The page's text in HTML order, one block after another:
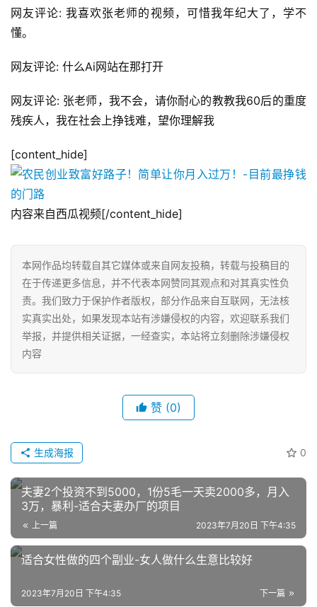
网
营
跨
境
体
社
区
注册
网友评论: 我喜欢张老师的视频，可惜我年纪大了，学不
懂。
网友评论: 什么Ai网站在那打开
网友评论: 张老师，我不会，请你耐心的教教我60后的重度
残疾人，我在社会上挣钱难，望你理解我
[content_hide]
内容来自西瓜视频[/content_hide]
本网作品均转载自其它媒体或来自网友投稿，转载与投稿目的
在于传递更多信息，并不代表本网赞同其观点和对其真实性负
责。我们致力于保护作者版权，部分作品来自互联网，无法核
实真实出处，如果发现本站有涉嫌侵权的内容，欢迎联系我们
举报，并提供相关证据，一经查实，本站将立刻删除涉嫌侵权
内容
赞 (0)
0
生成海报
夫妻2个投资不到5000，1份5毛一天卖2000多，月入
3万，暴利-适合夫妻办厂的项目
上一篇 2023年7月20日 下午4:35
适合女性做的四个副业-女人做什么生意比较好
下一篇
2023年7月20日 下午4:35